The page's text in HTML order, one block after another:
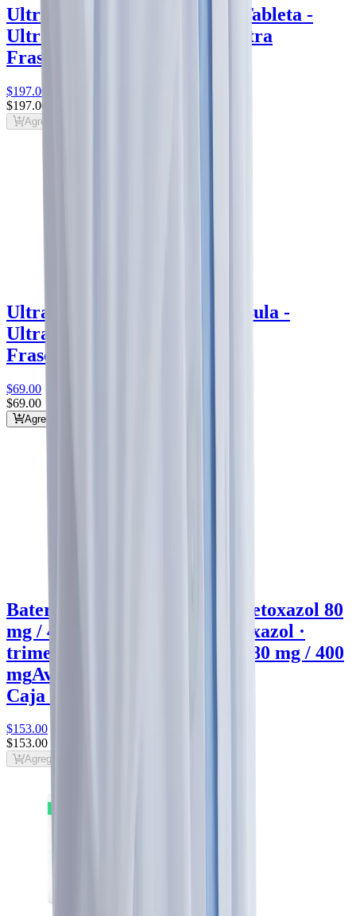
Ultra Moxifloxacino 400 mg Tableta -
Ultra
Ultra
Frasco con 7 tabletas
$197.00
$197.00
Agregar al carrito
Ultra Fluconazol 100 mg Cápsula -
Ultra
Frasco con 10 cápsulas
$69.00
$69.00
Agregar al carrito
Bateral Trimetoprim / Sulfametoxazol 80
mg / 400 mg Tableta
sulfametoxazol ·
trimetoprima · trimetoprim · 80 mg / 400
mgAvitus
Caja con 30 tabletas
$153.00
$153.00
Agregar al carrito